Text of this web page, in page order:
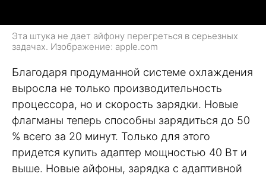
Эта штука не дает айфону перегреться в серьезных
задачах. Изображение: apple.com
Благодаря продуманной системе охлаждения
выросла не только производительность
процессора, но и скорость зарядки. Новые
флагманы теперь способны зарядиться до 50
% всего за 20 минут. Только для этого
придется купить адаптер мощностью 40 Вт и
выше. Новые айфоны, зарядка с адаптивной